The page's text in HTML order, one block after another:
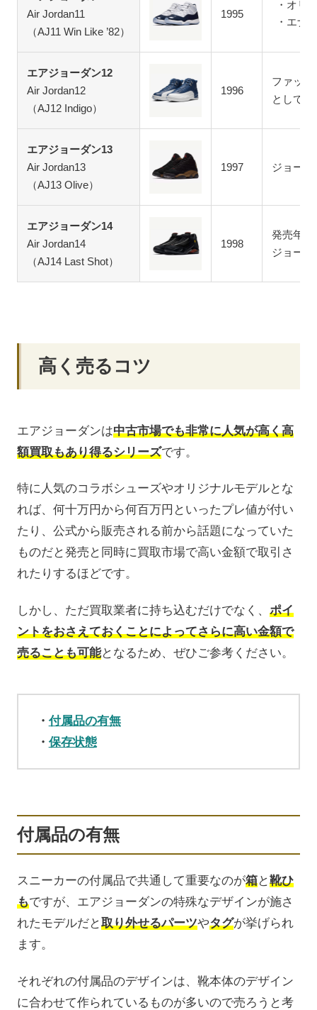
Air Jordan11
（AJ11 Win Like ’82）
1995
オリ
エナ
エアジョーダン12
Air Jordan12
（AJ12 Indigo）
1996
ファッ
として
エアジョーダン13
Air Jordan13
（AJ13 Olive）
1997 ジョー
エアジョーダン14
Air Jordan14
（AJ14 Last Shot）
1998
発売年に
ジョー
高く売るコツ
エアジョーダンは中古市場でも非常に人気が高く高
額買取もあり得るシリーズです。
特に人気のコラボシューズやオリジナルモデルとな
れば、何十万円から何百万円といったプレ値が付い
たり、公式から販売される前から話題になっていた
ものだと発売と同時に買取市場で高い金額で取引さ
れたりするほどです。
しかし、ただ買取業者に持ち込むだけでなく、 ポイ
ントをおさえておくことによってさらに高い金額で
売ることも可能となるため、ぜひご参考ください。
付属品の有無
保存状態
付属品の有無
スニーカーの付属品で共通して重要なのが箱と靴ひ
もですが、エアジョーダンの特殊なデザインが施さ
れたモデルだと取り外せるパーツやタグが挙げられ
ます。
それぞれの付属品のデザインは、靴本体のデザイン
に合わせて作られているものが多いので売ろうと考